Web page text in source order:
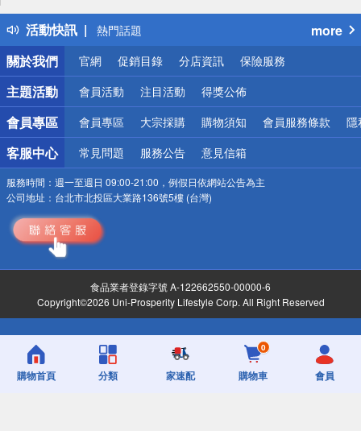
活動快訊
得獎公告
熱門話題
銀行優惠
偏遠地區配送
詐騙網頁！請小心！
more
關於我們
官網 促銷目錄 分店資訊 保險服務
主題活動 會員活動 注目活動 得獎公佈
會員專區 會員專區 大宗採購 購物須知 會員服務條款 隱
客服中心 常見問題 服務公告 意見信箱
服務時間： 週一至週日 09:00-21:00，例假日依網站公告為主
公司地址： 台北市北投區大業路136號5樓 (台灣)
食品業者登錄字號 A-122662550-00000-6
Copyright©2026 Uni-Prosperity Lifestyle Corp. All Right Reserved
購物首頁 分類 家速配
0
購物車 會員